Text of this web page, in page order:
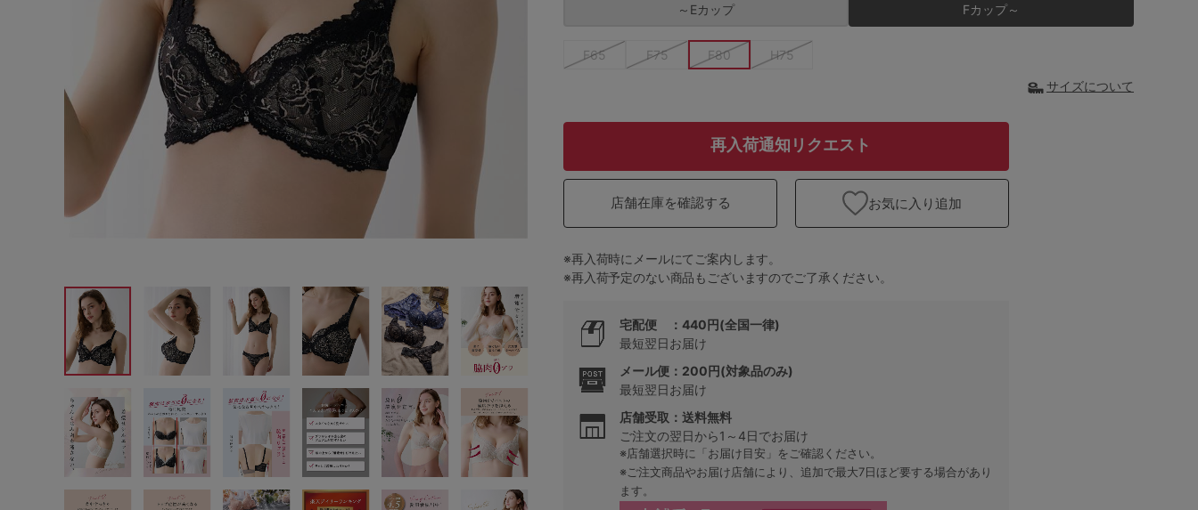
ギフトラッピング
サイズからブラを探す
A60 A75
B70 B75
D65 D70 D80 D85
E65 E80 E85
F65 F70 F80
G65 G70 G75
H70 H75
高評価レビューアイテム
WEB限定アイテム
特集ページ
～Eカップ Fカップ～
F65 F75 F80 H75
サイズについて
再入荷通知リクエスト
店舗在庫を確認する お気に入り追加
※再入荷時にメールにてご案内します。
※再入荷予定のない商品もございますのでご了承ください。
宅配便 ：440円(全国一律)
最短翌日お届け
メール便：200円(対象品のみ)
最短翌日お届け
店舗受取：送料無料
ご注文の翌日から1～4日でお届け
※店舗選択時に「お届け目安」をご確認ください。
※ご注文商品やお届け店舗により、追加で最大7日ほど要する場合があり
ます。